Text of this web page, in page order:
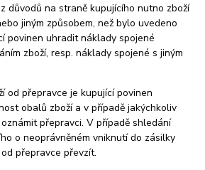
na straně kupujícího nutno zboží
jiným způsobem, než bylo uvedeno
povinen uhradit náklady spojené
zboží, resp. náklady spojené s jiným
přepravce je kupující povinen
obalů zboží a v případě jakýchkoliv
přepravci. V případě shledání
o neoprávněném vniknutí do zásilky
přepravce převzít.